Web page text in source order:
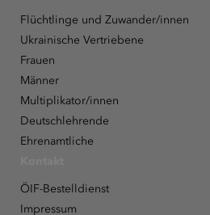
Flüchtlinge und Zuwander/innen
Ukrainische Vertriebene
Frauen
Männer
Multiplikator/innen
Deutschlehrende
Ehrenamtliche
ÖIF-Bestelldienst
Impressum